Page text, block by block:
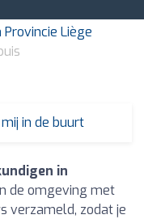
Liège
mij in de buurt
in
de omgeving met
verzameld, zodat je